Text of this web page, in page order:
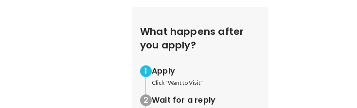
What happens after
you apply?
Apply
Click "Want to Visit"
Wait for a reply